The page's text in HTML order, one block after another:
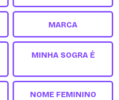
MARCA
MINHA SOGRA É
NOME FEMININO